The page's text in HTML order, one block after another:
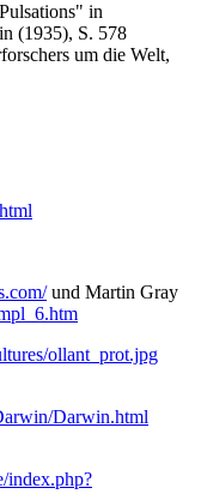
in
(1935), S. 578
um die Welt,
und Martin Gray
ollant_prot.jpg
Darwin.html
index.php?